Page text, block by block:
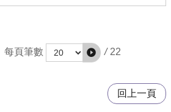
每頁筆數
/ 22
回上一頁